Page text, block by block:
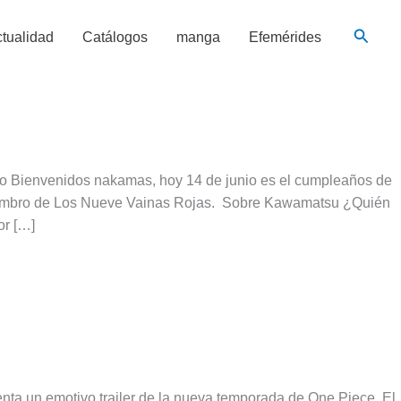
Catálogos manga Efemérides
nakamas, hoy 14 de junio es el cumpleaños de
de Los Nueve Vainas Rojas. Sobre Kawamatsu ¿Quién
[…]